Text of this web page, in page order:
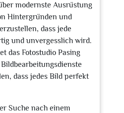
modernste Ausrüstung
Hintergründen und
dass jede
und unvergesslich wird.
das Fotostudio Pasing
dass jedes Bild perfekt
Suche nach einem